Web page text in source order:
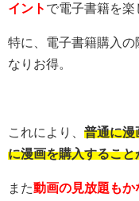
イント で電子書籍を楽
特に、電子書籍購入の
なりお得。
これにより、 普通に漫
に漫画を購入すること
また動画の見放題もか